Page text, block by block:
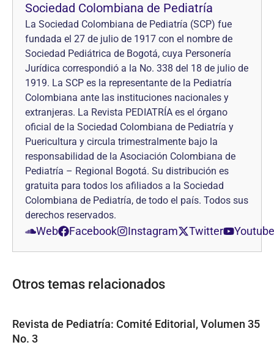
Sociedad Colombiana de Pediatría
La Sociedad Colombiana de Pediatría (SCP) fue
fundada el 27 de julio de 1917 con el nombre de
Sociedad Pediátrica de Bogotá, cuya Personería
Jurídica correspondió a la No. 338 del 18 de julio de
1919. La SCP es la representante de la Pediatría
Colombiana ante las instituciones nacionales y
extranjeras. La Revista PEDIATRÍA es el órgano
oficial de la Sociedad Colombiana de Pediatría y
Puericultura y circula trimestralmente bajo la
responsabilidad de la Asociación Colombiana de
Pediatría – Regional Bogotá. Su distribución es
gratuita para todos los afiliados a la Sociedad
Colombiana de Pediatría, de todo el país. Todos sus
derechos reservados.
Web Facebook Instagram Twitter Youtube
Otros temas relacionados
Revista de Pediatría: Comité Editorial, Volumen 35
No. 3